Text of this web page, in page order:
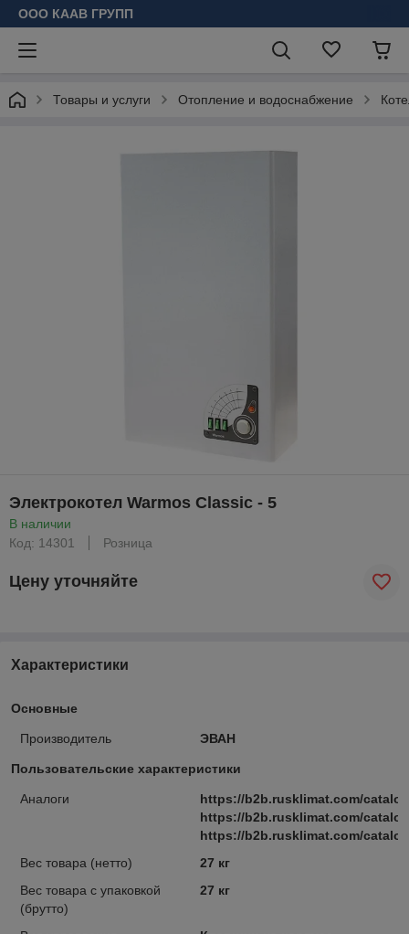
ООО КААВ ГРУПП
Товары и услуги Отопление и водоснабжение
Электрокотел Warmos Classic - 5
В наличии
Код: 14301
Розница
Цену уточняйте
Характеристики
Основные
Производитель ЭВАН
Пользовательские характеристики
Аналоги
https://b2b.rusklimat.com/
https://b2b.rusklimat.com/
https://b2b.rusklimat.com/
Вес товара (нетто)
27 кг
Вес товара с упаковкой
(брутто)
27 кг